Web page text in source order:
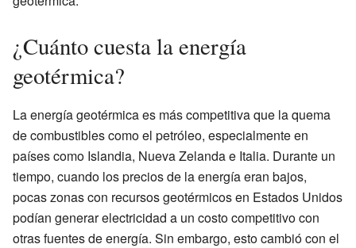
¿Cuánto cuesta la energía
geotérmica?
La energía geotérmica es más competitiva que la quema
de combustibles como el petróleo, especialmente en
países como Islandia, Nueva Zelanda e Italia. Durante un
tiempo, cuando los precios de la energía eran bajos,
pocas zonas con recursos geotérmicos en Estados Unidos
podían generar electricidad a un costo competitivo con
otras fuentes de energía. Sin embargo, esto cambió con el